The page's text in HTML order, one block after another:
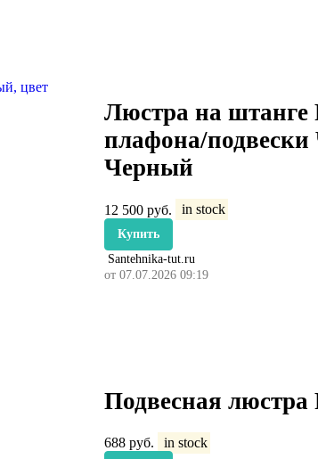
Люстра на штанге
плафона/
Черный
12 500 руб. in stock
Купить
Santehnika-tut.ru
от 07.07.2026 09:19
Подвесная люстра
688 руб. in stock